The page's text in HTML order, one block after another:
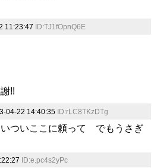
11:23:47 ID:TJ1fOpnQ6E
!!
04-22 14:40:35 ID:rLC8TKzDTg
ついここに頼って でもうさぎ
ID:e.pc4s2yPc